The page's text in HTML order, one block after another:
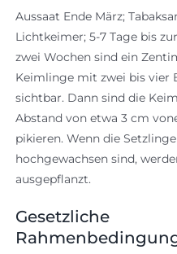
Aussaat Ende März;
Lichtkeimer; 5-7 Tage bis
zwei Wochen sind ein
Keimlinge mit zwei bis vier
sichtbar. Dann sind die
Abstand von etwa 3 cm
pikieren. Wenn die
hochgewachsen sind,
ausgepflanzt.
Gesetzliche